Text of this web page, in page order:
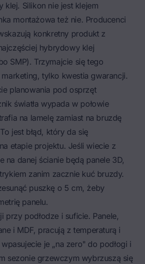
klej. Silikon nie jest klejem
montażowa też nie. Producenci
konkretny produkt z
hybrydowy klej
SMP). Trzymajcie się tego
tylko kwestia gwarancji.
planowania pod osprzęt
światła wypada w połowie
na lamelę zamiast na bruzdę
jest błąd, który da się
etapie projektu. Jeśli wiecie z
na danej ścianie będą panele 3D,
zanim zacznie kuć bruzdy.
puszkę o 5 cm, żeby
panelu.
przy podłodze i suficie. Panele,
i MDF, pracują z temperaturą i
je „na zero" do podłogi i
sezonie grzewczym wybrzuszą się